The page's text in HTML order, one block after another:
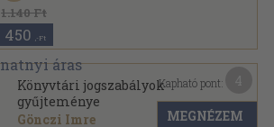
1.140 Ft
450 ,-Ft
Könyvtári jogszabályok
gyűjteménye
Gönczi Imre
Kapható pont:
MEGNÉZEM